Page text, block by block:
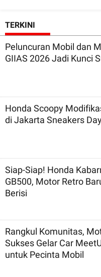
TERKINI
Peluncuran Mobil dan
GIIAS 2026 Jadi Kunci
Honda Scoopy
di Jakarta Sneakers
Siap-Siap! Honda
GB500, Motor Retro
Berisi
Rangkul Komunitas,
Sukses Gelar Car
untuk Pecinta Mobil